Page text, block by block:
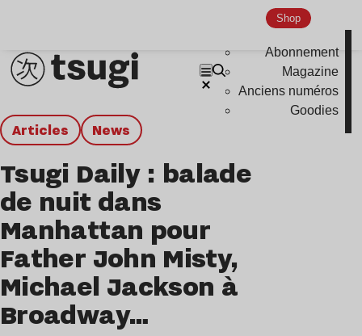
Shop
Abonnement
Magazine
Anciens numéros
Goodies
Articles news
Tsugi Daily : balade
de nuit dans
Manhattan pour
Father John Misty,
Michael Jackson à
Broadway…